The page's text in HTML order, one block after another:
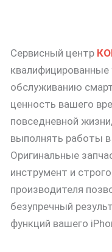
Сервисный центр
квалифицированные
обслуживанию
ценность вашего
повседневной
выполнять работы
Оригинальные
инструмент и
производителя
безупречный
функций вашего